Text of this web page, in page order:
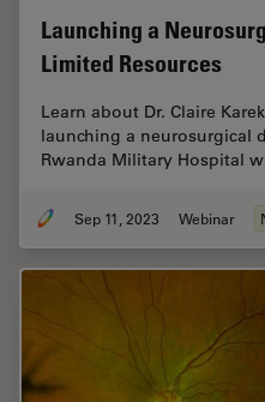
Launching a
Limited Resources
Learn about Dr. Claire
launching a neurosurgical
Rwanda Military Hospital
Sep 11, 2023 Webinar